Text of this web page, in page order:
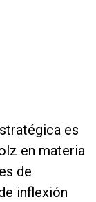
es
en materia
de
inflexión